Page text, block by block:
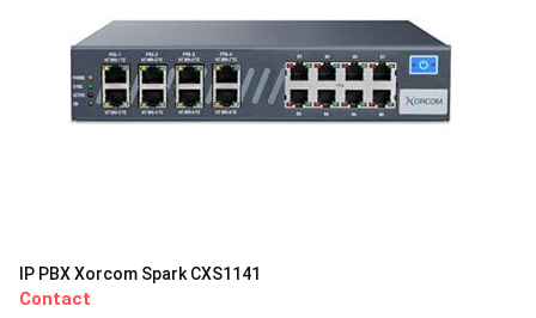
IP PBX Xorcom Spark CXS1141
Contact